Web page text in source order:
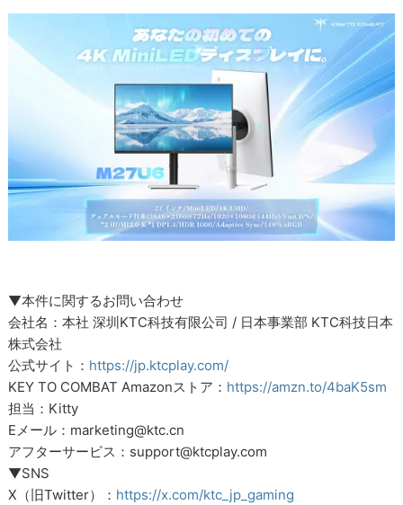
▼本件に関するお問い合わせ
会社名：本社 深圳KTC科技有限公司 / 日本事業部 KTC科技日本
株式会社
公式サイト： https://jp.ktcplay.com/
KEY TO COMBAT Amazonストア： https://amzn.to/4baK5sm
担当：Kitty
Eメール：marketing@ktc.cn
アフターサービス：support@ktcplay.com
▼SNS
X（旧Twitter）： https://x.com/ktc_jp_gaming